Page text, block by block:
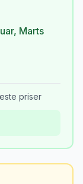
, Marts
priser